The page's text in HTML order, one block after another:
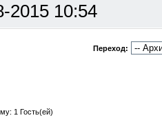
2015 10:54
Переход:
1 Гость(ей)